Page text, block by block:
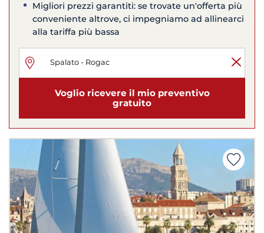
Migliori prezzi garantiti: se trovate un'offerta più
conveniente altrove, ci impegniamo ad allinearci
alla tariffa più bassa
Voglio ricevere il mio preventivo
gratuito